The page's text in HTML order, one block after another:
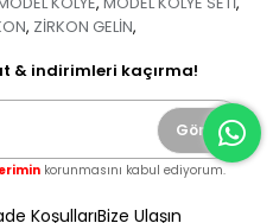
, ZİRKON GELİN,
& indirimleri kaçırma!
Gönder
korunmasını kabul ediyorum.
KoşullarıBize Ulaşın